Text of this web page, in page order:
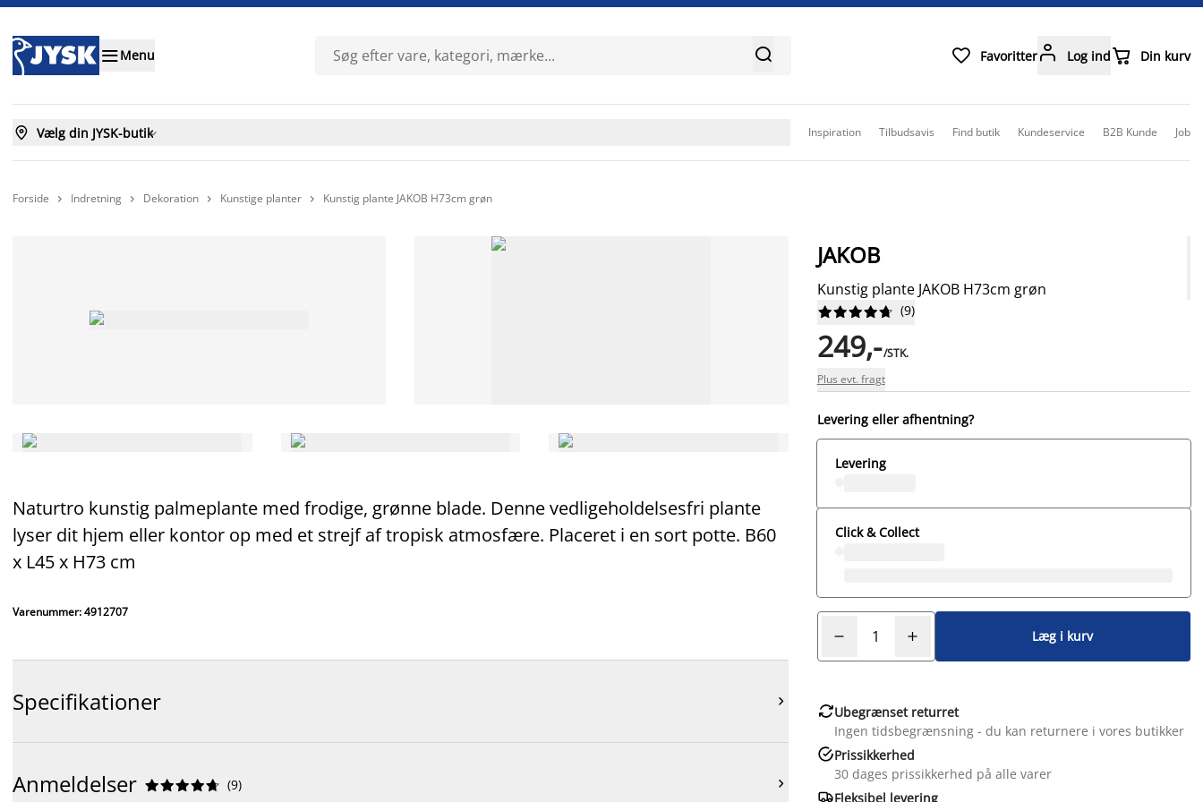
Menu   Favoritter Log ind Din kurv
 Vælg din JYSK-butik Inspiration Tilbudsavis Find butik Kundeservice B2B Kunde Job
Forside  Indretning  Dekoration  Kunstige planter  Kunstig plante JAKOB H73cm grøn
Naturtro kunstig palmeplante med frodige, grønne blade. Denne vedligeholdelsesfri plante
lyser dit hjem eller kontor op med et strejf af tropisk atmosfære. Placeret i en sort potte. B60
x L45 x H73 cm
Varenummer: 4912707
Specifikationer 
Anmeldelser 




 (9) 
JAKOB
Kunstig plante JAKOB H73cm grøn





 (9)
249,-/STK.
Plus evt. fragt
Levering eller afhentning?
Levering
Click & Collect
Læg i kurv
Ubegrænset returret
Ingen tidsbegrænsning - du kan returnere i vores butikker
Prissikkerhed
30 dages prissikkerhed på alle varer
Fleksibel levering